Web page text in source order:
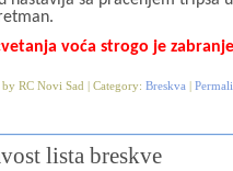
voća strogo je
RC Novi Sad | Category: Breskva
lista breskve